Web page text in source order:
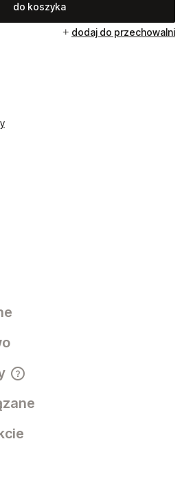
do koszyka
dodaj do przechowalni
kosztów płatności
kosztów płatności